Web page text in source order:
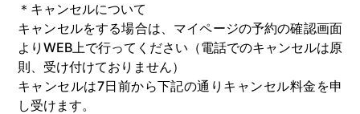
＊キャンセルについて
キャンセルをする場合は、マイページの予約の確認画面
よりWEB上で行ってください（電話でのキャンセルは原
則、受け付けておりません）
キャンセルは7日前から下記の通りキャンセル料金を申
し受けます。